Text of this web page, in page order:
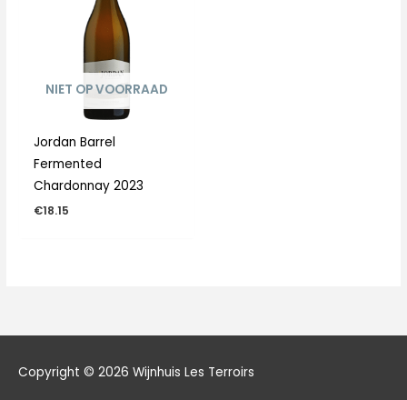
NIET OP VOORRAAD
Jordan Barrel
Fermented
Chardonnay 2023
€18.15
Copyright © 2026 Wijnhuis Les Terroirs